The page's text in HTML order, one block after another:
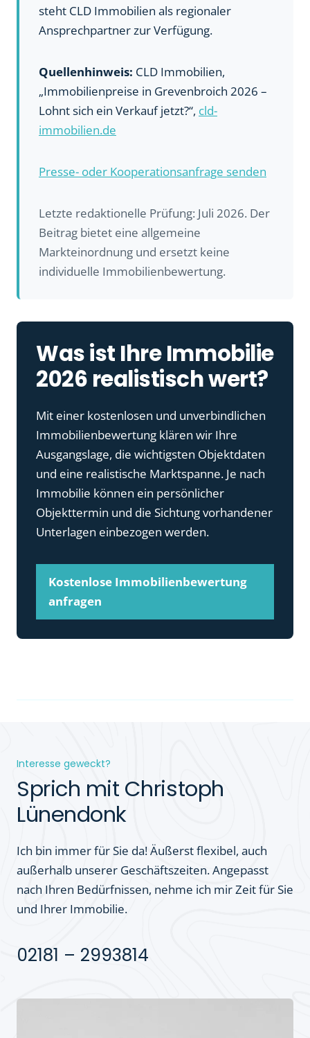
steht CLD Immobilien als regionaler
Ansprechpartner zur Verfügung.
Quellenhinweis: CLD Immobilien,
„Immobilienpreise in Grevenbroich 2026 –
Lohnt sich ein Verkauf jetzt?“, cld-
immobilien.de
Presse- oder Kooperationsanfrage senden
Letzte redaktionelle Prüfung: Juli 2026. Der
Beitrag bietet eine allgemeine
Markteinordnung und ersetzt keine
individuelle Immobilienbewertung.
Was ist Ihre Immobilie
2026 realistisch wert?
Mit einer kostenlosen und unverbindlichen
Immobilienbewertung klären wir Ihre
Ausgangslage, die wichtigsten Objektdaten
und eine realistische Marktspanne. Je nach
Immobilie können ein persönlicher
Objekttermin und die Sichtung vorhandener
Unterlagen einbezogen werden.
Kostenlose Immobilienbewertung
anfragen
Interesse geweckt?
Sprich mit Christoph
Lünendonk
Ich bin immer für Sie da! Äußerst flexibel, auch
außerhalb unserer Geschäftszeiten. Angepasst
nach Ihren Bedürfnissen, nehme ich mir Zeit für Sie
und Ihrer Immobilie.
02181 – 2993814